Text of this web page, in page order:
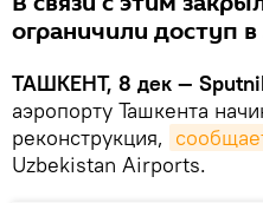
ограничили доступ
ТАШКЕНТ, 8 дек —
аэропорту Ташкента
реконструкция,
Uzbekistan Airports.